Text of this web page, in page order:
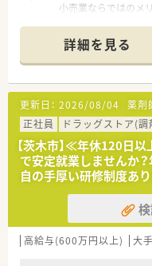
小売業ならではのメ
店舗内にドラッグス
ションを推進していま
≪お仕事内容≫
本部社員として、下
・店舗の運営指導
・在宅の推進
店舗で巡回勤務いた
よります。
■勤務コースを複数ご
可能です。
≪募集要件≫
◆調剤薬局での保険
詳細を見る
更新日： 2026/08/04 薬剤
正社員
ドラッグストア(調
【茨木市】≪年休120日
で安定就業しませんか
自の手厚い研修制度あり
高給与(600万円以上) 大